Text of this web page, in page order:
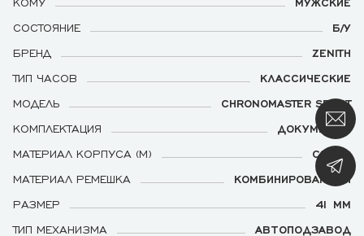
СОСТОЯНИЕ
Б/У
БРЕНД
ZENITH
ТИП ЧАСОВ
КЛАССИЧЕСКИЕ
МОДЕЛЬ
CHRONOMASTER SPORT
КОМПЛЕКТАЦИЯ
ДОКУМЕНТЫ
МАТЕРИАЛ КОРПУСА (М)
СТАЛЬ
МАТЕРИАЛ РЕМЕШКА
КОМБИНИРОВАННЫЙ
РАЗМЕР
41 ММ
ТИП МЕХАНИЗМА
АВТОПОДЗАВОД